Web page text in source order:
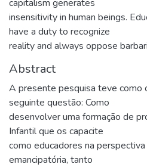
capitalism generates
insensitivity in human beings.
have a duty to recognize
reality and always oppose
Abstract
A presente pesquisa teve como
seguinte questão: Como
desenvolver uma formação de
Infantil que os capacite
como educadores na
emancipatória, tanto